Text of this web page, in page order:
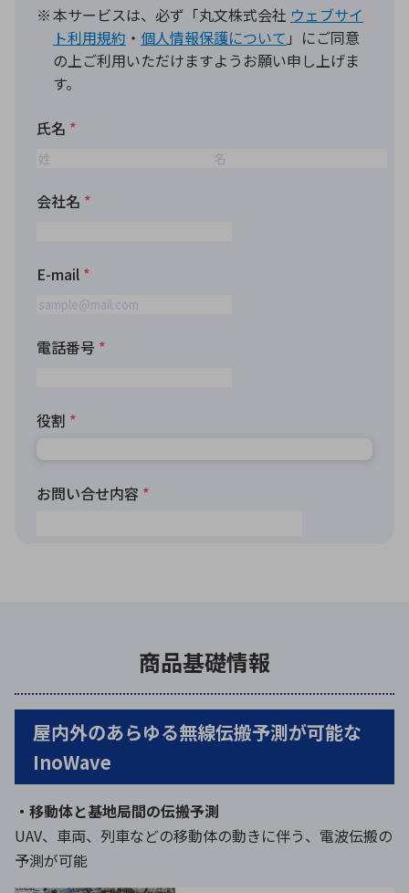
商品基礎情報
屋内外のあらゆる無線伝搬予測が可能な
InoWave
・移動体と基地局間の伝搬予測
UAV、車両、列車などの移動体の動きに伴う、電波伝搬の
予測が可能